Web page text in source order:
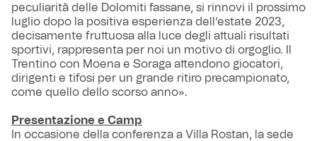
peculiarità delle Dolomiti fassane, si rinnovi il prossimo
luglio dopo la positiva esperienza dell’estate 2023,
decisamente fruttuosa alla luce degli attuali risultati
sportivi, rappresenta per noi un motivo di orgoglio. Il
Trentino con Moena e Soraga attendono giocatori,
dirigenti e tifosi per un grande ritiro precampionato,
come quello dello scorso anno».
Presentazione e Camp
In occasione della conferenza a Villa Rostan, la sede